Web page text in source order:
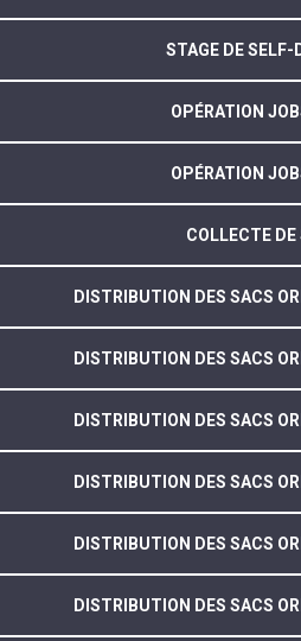
STAGE DE SELF-
OPÉRATION
OPÉRATION
COLLECTE DE
DISTRIBUTION DES SACS
DISTRIBUTION DES SACS
DISTRIBUTION DES SACS
DISTRIBUTION DES SACS
DISTRIBUTION DES SACS
DISTRIBUTION DES SACS